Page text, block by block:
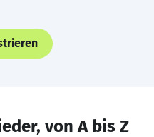
von A bis Z